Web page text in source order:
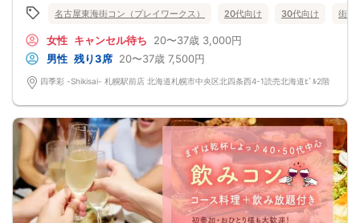
このカードのおかけで 終始無言で終わっちゃった・・・
プロフィールカードを活用し、「はじめまして」から会話を楽しみましょう。
★完全着席型・連絡先交換は自由★
完全着席型で席替えはできる限り行います。
換ができなかった」なんてことはありません。
---------------------------
【お客様へのお願い】
1. ２名様以上でのご参加は必ず同性同士でお申し込みください。
2. 服装の指定はございません。多くのお客様はカジュアルな格好でおこしになら
れています。
3. 開催判断はイベント前日の時点で男性３名・女性３名以上のお申し込みからに
なりますが、当日に参加者のキャンセルで比率が崩れた場合や開催判断人数を下
回った場合、一切返金などの保証はいたしませんのでご了承ください。
4. イベントページ内の「お申し込み状況」等はキャンセルなどで当日の参加人
数、男女比率と異なる可能性がございます。
名古屋東海街コン（プレイワークス） 20代向け 30代向け 街コ
女性 キャンセル待ち 20〜37歳 3,000円
男性 残り3席 20〜37歳 7,500円
四季彩 -Shikisai- 札幌駅前店 北海道札幌市中央区北四条西4-1読売北海道ﾋﾞﾙ2階